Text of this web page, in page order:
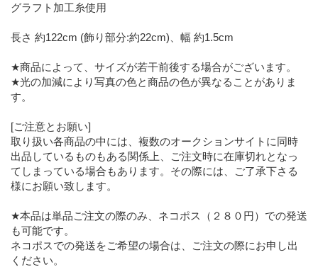
グラフト加工糸使用
長さ 約122cm (飾り部分:約22cm)、幅 約1.5cm
★商品によって、サイズが若干前後する場合がございます。
★光の加減により写真の色と商品の色が異なることがありま
す。
[ご注意とお願い]
取り扱い各商品の中には、複数のオークションサイトに同時
出品しているものもある関係上、ご注文時に在庫切れとなっ
てしまっている場合もあります。その際には、ご了承下さる
様にお願い致します。
★本品は単品ご注文の際のみ、ネコポス（２８０円）での発送
も可能です。
ネコポスでの発送をご希望の場合は、ご注文の際にお申し出
ください。